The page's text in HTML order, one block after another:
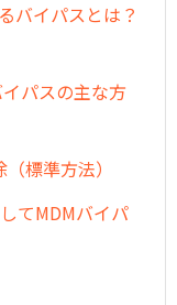
バイパスとは？
パスの主な方
標準方法）
てMDMバイパ